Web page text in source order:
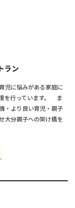
ラン
児に悩みがある家庭に
を行っています。 ま
・より良い育児・親子
大分親子への架け橋を